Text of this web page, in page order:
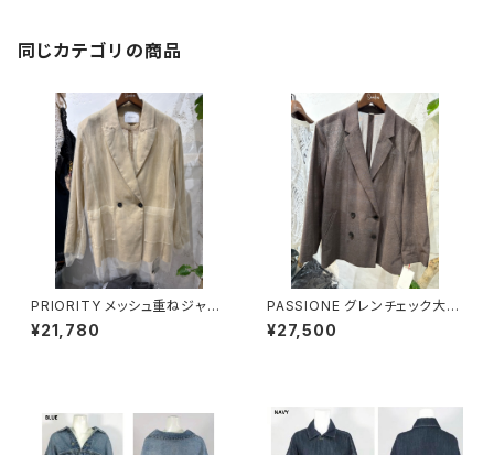
同じカテゴリの商品
PRIORITY メッシュ重ねジャケ
ット 【P51111HW】
¥21,780
PASSIONE グレンチェック大人
シアーダブルジャケット 【6164
33】
¥27,500